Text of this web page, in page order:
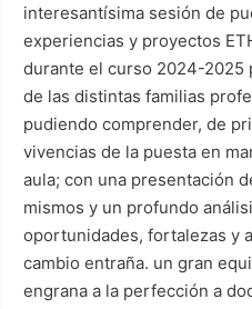
interesantísima sesión de
experiencias y proyectos
durante el curso 2024-2025
de las distintas familias
pudiendo comprender, de
vivencias de la puesta en
aula; con una presentación
mismos y un profundo
oportunidades, fortalezas y
cambio entraña. un gran
engrana a la perfección a